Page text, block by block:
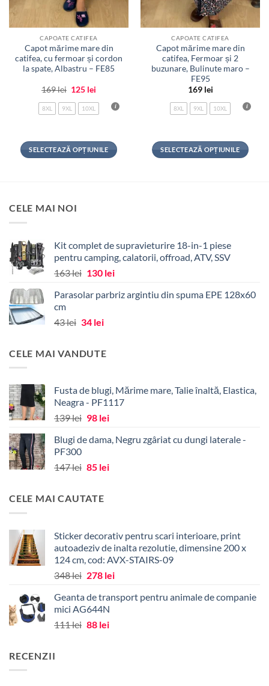
CAPOATE CATIFEA
Capot mărime mare din
catifea, cu fermoar și cordon
la spate, Albastru – FE85
169lei Prețul
a
fost:
125 lei
este:
125 lei.
8XL 9XL 10XL
SELECTEAZĂ OPȚIUNILE
multe
pot
alese
CAPOATE CATIFEA
Capot mărime mare din
catifea, Fermoar și 2
buzunare, Bulinute maro –
FE95
169 lei
8XL 9XL 10XL
SELECTEAZĂ OPȚIUNILE
pot
în
CELE MAI NOI
Kit complet de supravieturire 18-in-1 piese
pentru camping, calatorii, offroad, ATV, SSV
163lei Prețul
a
163 lei.
130 leiPrețul
este:
Parasolar parbriz argintiu din spuma EPE 128x60
cm
43lei Prețul
fost:
34 leiPrețul
34 lei.
CELE MAI VANDUTE
Fusta de blugi, Mărime mare, Talie înaltă, Elastica,
Neagra - PF1117
139lei Prețul
a
139 lei.
98 leiPrețul
este:
Blugi de dama, Negru zgâriat cu dungi laterale -
PF300
147lei Prețul
fost:
85 leiPrețul
CELE MAI CAUTATE
Sticker decorativ pentru scari interioare, print
autoadeziv de inalta rezolutie, dimensine 200 x
124 cm, cod: AVX-STAIRS-09
348lei Prețul
a
fost:
348 lei.
278 leiPrețul
este:
Geanta de transport pentru animale de companie
mici AG644N
111lei Prețul
88 leiPrețul
RECENZII